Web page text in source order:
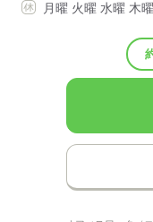
月曜 火曜 水曜 木